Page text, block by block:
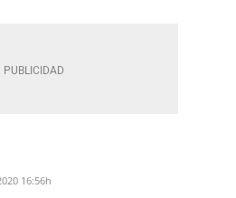
16:56h